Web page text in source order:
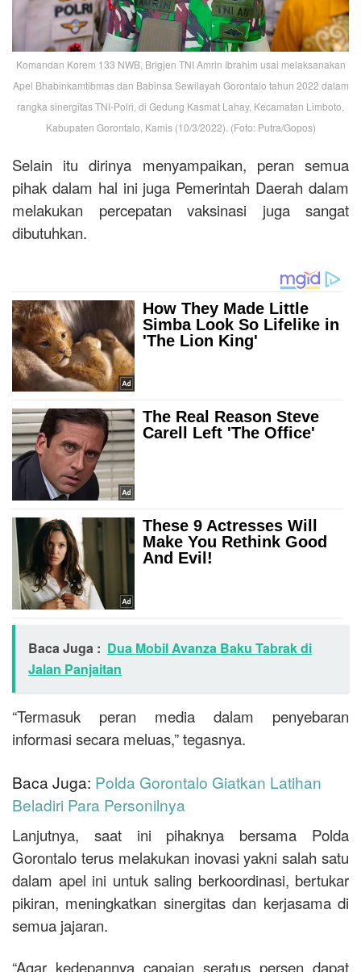
Komandan Korem 133 NWB, Brigjen TNI Amrin Ibrahim usai melaksanakan
Apel Bhabinkamtibmas dan Babinsa Sewilayah Gorontalo tahun 2022 dalam
rangka sinergitas TNI-Polri, di Gedung Kasmat Lahay, Kecamatan Limboto,
Kabupaten Gorontalo, Kamis (10/3/2022). (Foto: Putra/Gopos)
Selain itu dirinya menyampaikan, peran semua
pihak dalam hal ini juga Pemerintah Daerah dalam
melakukan percepatan vaksinasi juga sangat
dibutuhkan.
Baca Juga : Dua Mobil Avanza Baku Tabrak di
Jalan Panjaitan
“Termasuk peran media dalam penyebaran
informasi secara meluas,” tegasnya.
Baca Juga: Polda Gorontalo Giatkan Latihan
Beladiri Para Personilnya
Lanjutnya, saat ini pihaknya bersama Polda
Gorontalo terus melakukan inovasi yakni salah satu
dalam apel ini untuk saling berkoordinasi, bertukar
pikiran, meningkatkan sinergitas dan kerjasama di
semua jajaran.
“Agar kedepannya capaian seratus persen dapat